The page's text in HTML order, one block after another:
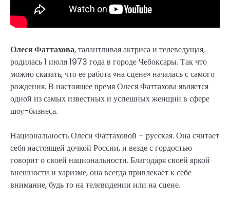
Олеся Фаттахова, талантливая актриса и телеведущая,
родилась 1 июля 1973 года в городе Чебоксары. Так что
можно сказать, что ее работа «на сцене» началась с самого
рождения. В настоящее время Олеся Фаттахова является
одной из самых известных и успешных женщин в сфере
шоу-бизнеса.
Национальность Олеси Фаттаховой – русская. Она считает
себя настоящей дочкой России, и везде с гордостью
говорит о своей национальности. Благодаря своей яркой
внешности и харизме, она всегда привлекает к себе
внимание, будь то на телевидении или на сцене.